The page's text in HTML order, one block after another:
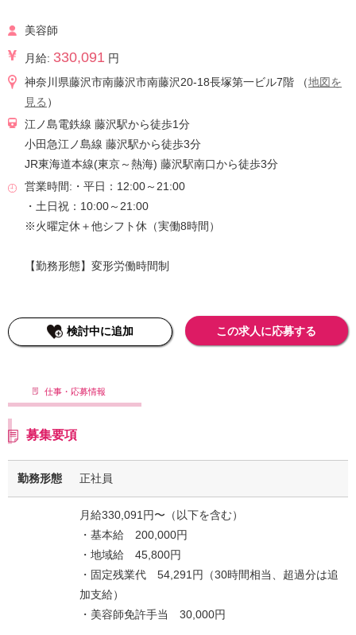
美容師
月給: 330,091 円
神奈川県藤沢市南藤沢市南藤沢20-18長塚第一ビル7階 （地図を
見る ）
江ノ島電鉄線 藤沢駅から徒歩1分
小田急江ノ島線 藤沢駅から徒歩3分
JR東海道本線(東京～熱海) 藤沢駅南口から徒歩3分
営業時間:・平日：12:00～21:00
・土日祝：10:00～21:00
※火曜定休＋他シフト休（実働8時間）
【勤務形態】変形労働時間制
検討中に追加 この求人に応募する
仕事・応募情報
募集要項
勤務形態 正社員
月給330,091円〜（以下を含む）
・基本給 200,000円
・地域給 45,800円
・固定残業代 54,291円（30時間相当、超過分は追
加支給）
・美容師免許手当 30,000円